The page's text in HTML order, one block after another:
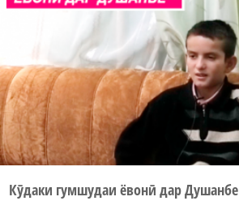
Кӯдаки гумшудаи ёвонӣ дар Душанбе